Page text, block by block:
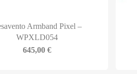
Armband Pixel –
WPXLD054
645,00€